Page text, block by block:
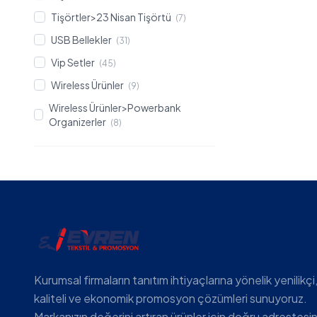
Tişörtler>23 Nisan Tişörtü (7)
USB Bellekler (31)
Vip Setler (45)
Wireless Ürünler (9)
Wireless Ürünler>Powerbank
Organizerler (8)
Kurumsal firmaların tanıtım ihtiyaçlarına yönelik yenilikçi,
kaliteli ve ekonomik promosyon çözümleri sunuyoruz.